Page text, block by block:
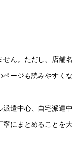
ん。ただし、店舗
ージも読みやすくな
遣中心、自宅派遣
にまとめることを